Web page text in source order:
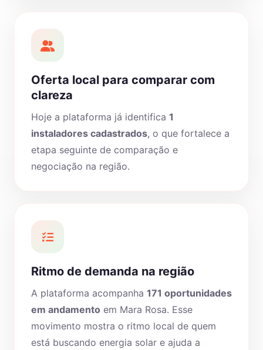
Oferta local para comparar com
clareza
Hoje a plataforma já identifica 1
instaladores cadastrados, o que fortalece a
etapa seguinte de comparação e
negociação na região.
Ritmo de demanda na região
A plataforma acompanha 171 oportunidades
em andamento em Mara Rosa. Esse
movimento mostra o ritmo local de quem
está buscando energia solar e ajuda a